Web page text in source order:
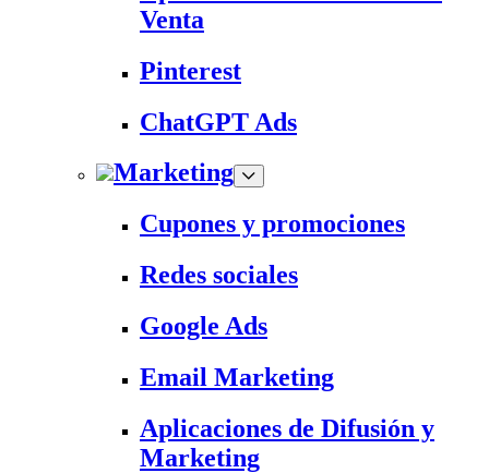
Venta
Pinterest
ChatGPT Ads
Marketing
Cupones y promociones
Redes sociales
Google Ads
Email Marketing
Aplicaciones de Difusión y
Marketing